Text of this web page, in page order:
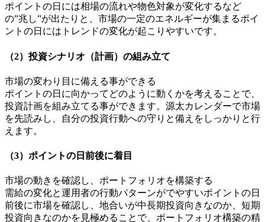
ポイントの日には相場の流れや物色対象が変化するなど
の”兆し”が出たりと、市場の一定のエネルギーが集まるポイ
ントの日にはトレンドの変化が起こりやすいです。
（2）投資シナリオ（計画）の組み立て
市場の変わり目に備える事ができる
ポイントの日に向かってどのように動くかを考えることで、
投資計画を組み立てる事ができます。源太カレンダーで市場
を先読みし、自分の投資行動への守りと備えをしっかりと行
えます。
（3）ポイントの日前後に着目
市場の動きを確認し、ポートフォリオを構築する
需給の変化と運用者の行動パターンがでやすいポイントの日
前後に市場を確認し、地合いが中長期投資向きなのか、短期
投資向きなのかを見極めることで、ポートフォリオ構築の精